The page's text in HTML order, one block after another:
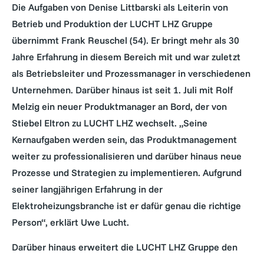
Die Aufgaben von Denise Littbarski als Leiterin von
Betrieb und Produktion der LUCHT LHZ Gruppe
übernimmt Frank Reuschel (54). Er bringt mehr als 30
Jahre Erfahrung in diesem Bereich mit und war zuletzt
als Betriebsleiter und Prozessmanager in verschiedenen
Unternehmen. Darüber hinaus ist seit 1. Juli mit Rolf
Melzig ein neuer Produktmanager an Bord, der von
Stiebel Eltron zu LUCHT LHZ wechselt. „Seine
Kernaufgaben werden sein, das Produktmanagement
weiter zu professionalisieren und darüber hinaus neue
Prozesse und Strategien zu implementieren. Aufgrund
seiner langjährigen Erfahrung in der
Elektroheizungsbranche ist er dafür genau die richtige
Person“, erklärt Uwe Lucht.
Darüber hinaus erweitert die LUCHT LHZ Gruppe den